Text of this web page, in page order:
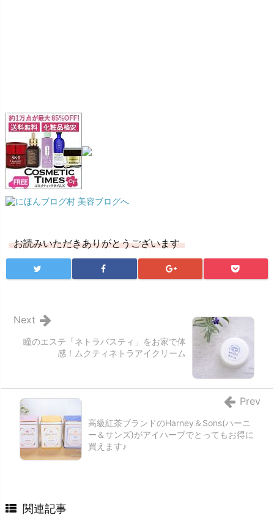
お読みいただきありがとうございます
瞳のエステ「ネトラバスティ」をお家で体
感！ムクティネトラアイクリーム
Next
高級紅茶ブランドのHarney＆Sons(ハーニ
ー＆サンズ)がアイハーブでとってもお得に
買えます♪
Prev
関連記事